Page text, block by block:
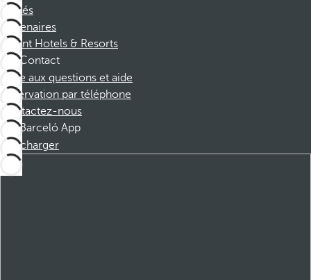
Affiliés
Partenaires
Dorint Hotels & Resorts
Contact
Foire aux questions et aide
Réservation par téléphone
Contactez-nous
Barceló App
Télécharger